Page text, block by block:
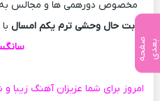
مخصوص دورهمی ها و مجالس
بت حال وحشی ترم یکم امسال
امروز برای شما عزیزان آهنگ زیبا
ص
ف
ح
ه ب ع
د ی